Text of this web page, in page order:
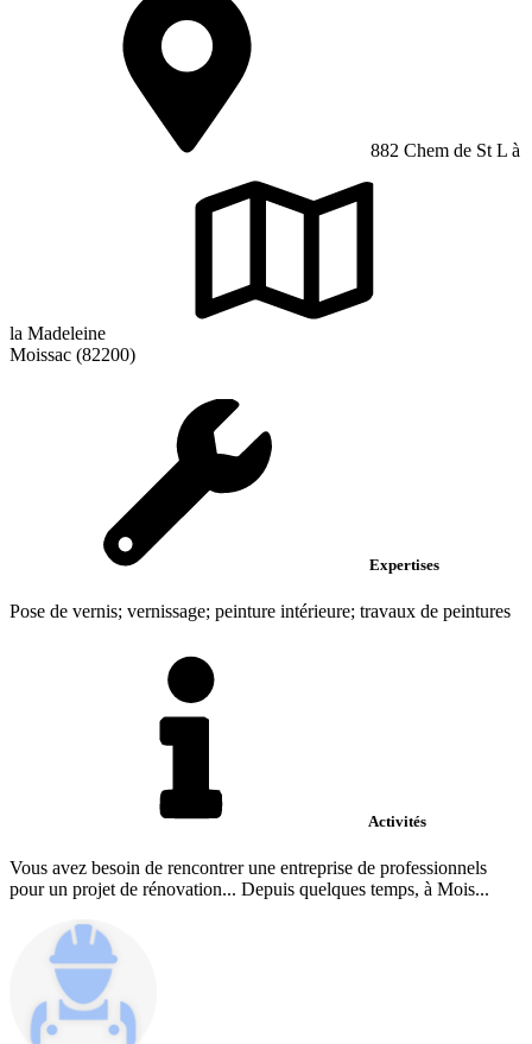
882 Chem de St L à
la Madeleine
Moissac (82200)
Expertises
Pose de vernis; vernissage; peinture intérieure; travaux de peintures
Activités
Vous avez besoin de rencontrer une entreprise de professionnels
pour un projet de rénovation... Depuis quelques temps, à Mois...